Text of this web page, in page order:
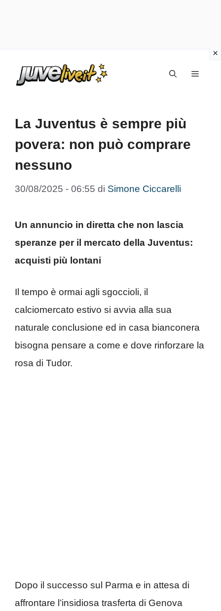
Menu
La Juventus è sempre più
povera: non può comprare
nessuno
30/08/2025 - 06:55 di Simone Ciccarelli
Un annuncio in diretta che non lascia
speranze per il mercato della Juventus:
acquisti più lontani
Il tempo è ormai agli sgoccioli, il
calciomercato estivo si avvia alla sua
naturale conclusione ed in casa bianconera
bisogna pensare a come e dove rinforzare la
rosa di Tudor.
Dopo il successo sul Parma e in attesa di
affrontare l’insidiosa trasferta di Genova